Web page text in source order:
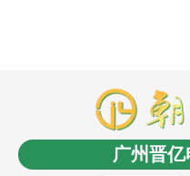
商盟成员：云南LED 消
电缆桥架 无人机信号干
器 控制电缆 沈阳风机盘
广州晋亿